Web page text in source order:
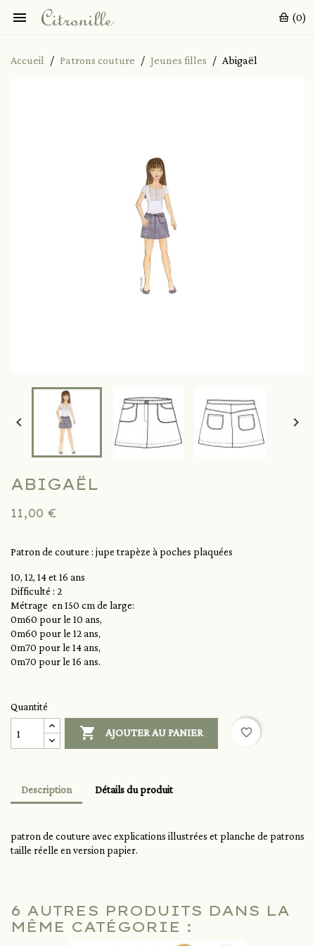
 (0)
Accueil Patrons couture Jeunes filles Abigaël
 
ABIGAËL
11,00 €
Patron de couture : jupe trapèze à poches plaquées
10, 12, 14 et 16 ans
Difficulté : 2
Métrage en 150 cm de large:
0m60 pour le 10 ans,
0m60 pour le 12 ans,
0m70 pour le 14 ans,
0m70 pour le 16 ans.
Quantité
 AJOUTER AU PANIER favorite_border
Description Détails du produit
patron de couture avec explications illustrées et planche de patrons
taille réelle en version papier.
6 AUTRES PRODUITS DANS LA
MÊME CATÉGORIE :